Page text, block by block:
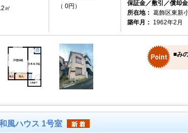
㎡ （ 0円）
保証金／敷引／償却金
所在地： 葛飾区東新
築年月： 1962年2月
■み
風ハウス 1号室